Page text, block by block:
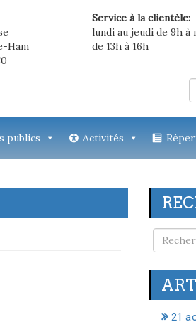
Ham
Service à la clientèle:
lundi au jeudi de 9h à
de 13h à 16h
publics Activités
21